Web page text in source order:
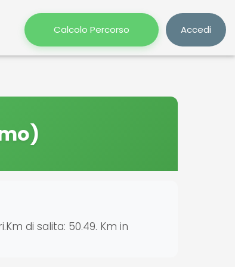
Calcolo Percorso Accedi
di salita: 50.49. Km in